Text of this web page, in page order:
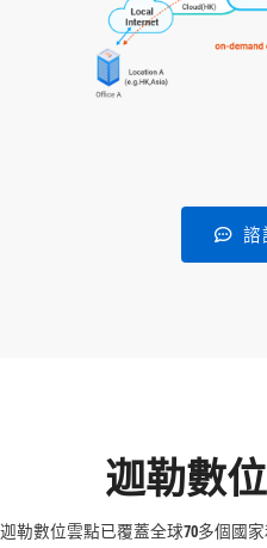
諮
迦勒數
迦勒數位雲點已覆蓋全球70多個國